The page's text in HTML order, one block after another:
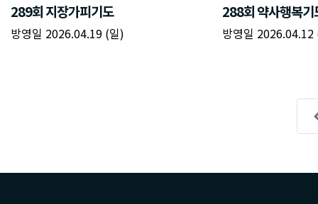
289회 지장가피기도
방영일 2026.04.19 (일)
288회 약사행복기
방영일 2026.04.12